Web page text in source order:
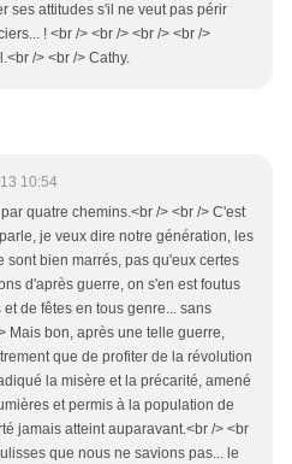
ses attitudes s'il ne veut pas périr
! <br /> <br /> <br /> <br />
/> <br /> Cathy.
10:54
quatre chemins.<br /> <br /> C'est
je veux dire notre génération, les
sont bien marrés, pas qu'eux certes
d'après guerre, on s'en est foutus
de fêtes en tous genre... sans
Mais bon, après une telle guerre,
que de profiter de la révolution
la misère et la précarité, amené
et permis à la population de
jamais atteint auparavant.<br /> <br
que nous ne savions pas... le